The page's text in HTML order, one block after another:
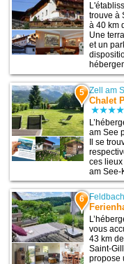
trouve à
à 40 km
Une
et un
5 Zell am
Chalet
am See
Il se
ces lieux
am See-
6 Feldbach
vous
43 km
Saint-
propose